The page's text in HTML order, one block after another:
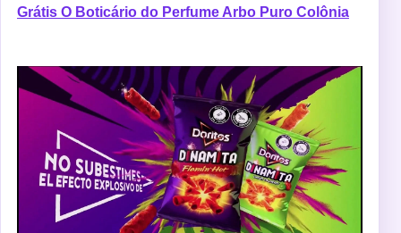
Grátis O Boticário do Perfume Arbo Puro Colônia